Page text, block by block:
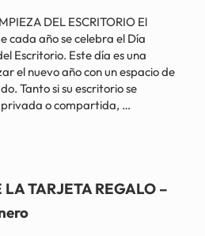
DEL ESCRITORIO El
cada año se celebra el Día
Escritorio. Este día es una
el nuevo año con un espacio de
Tanto si su escritorio se
o compartida, …
LIMPIEZA DEL ESCRITORIO – Segundo
TARJETA REGALO –